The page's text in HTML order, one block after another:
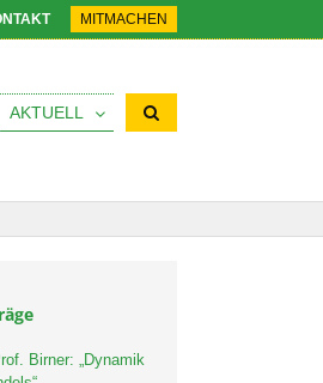
MITMACHEN
AKTUELL
Birner: „Dynamik